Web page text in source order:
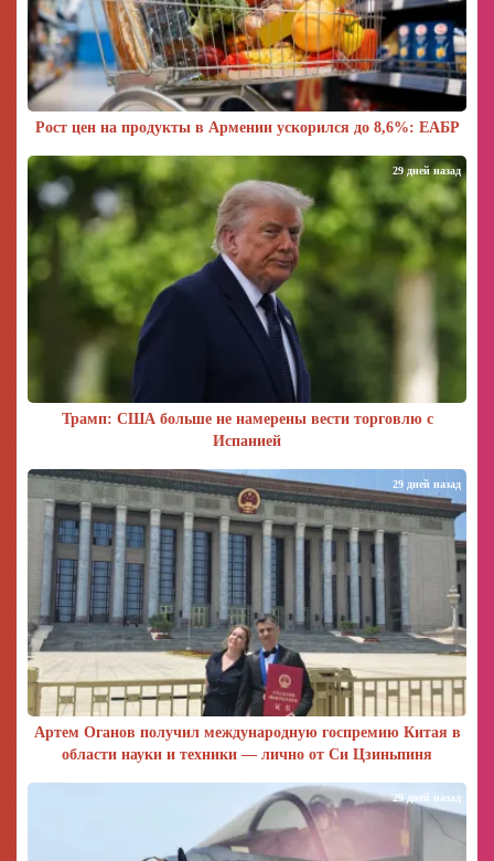
Рост цен на продукты в Армении ускорился до 8,6%: ЕАБР
Трамп: США больше не намерены вести торговлю с
Испанией
29 дней назад
Артем Оганов получил международную госпремию Китая в
области науки и техники — лично от Си Цзиньпиня
29 дней назад
29 дней назад